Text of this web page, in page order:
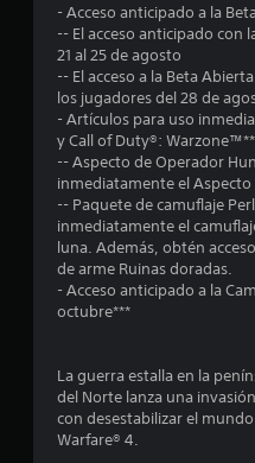
- Acceso anticipado a la
-- El acceso anticipado con
21 al 25 de agosto
-- El acceso a la Beta
los jugadores del 28 de
- Artículos para uso
y Call of Duty®:
-- Aspecto de Operador
inmediatamente el
-- Paquete de camuflaje
inmediatamente el
luna. Además, obtén
de arme Ruinas doradas.
- Acceso anticipado a la
octubre***
La guerra estalla en la
del Norte lanza una
con desestabilizar el
Warfare® 4.